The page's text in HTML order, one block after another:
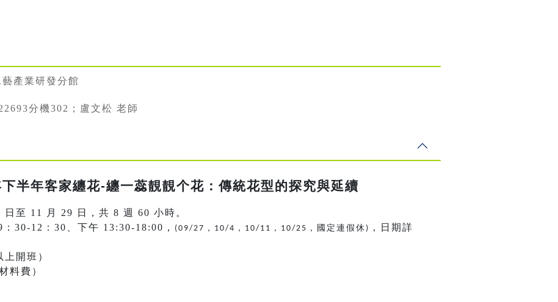
產業研發分館
分機302；盧文松 老師
半年客家纏花-纏一蕊靚靚个花：傳統花型的探究與延續
日至 11 月 29 日，共 8 週 60 小時。
：30-12：30、下午 13:30-18:00，
(09/27 ， 10/4 ， 10/11 ， 10/25 ，國定連假休 ) ，日期詳
開班）
費）